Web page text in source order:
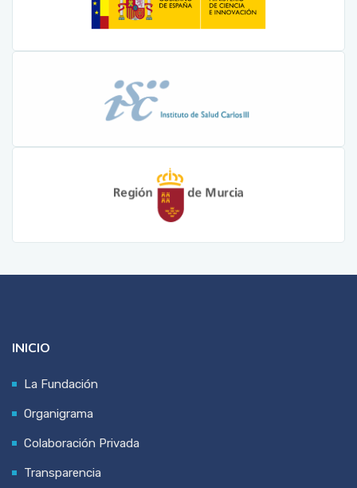
INICIO
La Fundación
Organigrama
Colaboración Privada
Transparencia